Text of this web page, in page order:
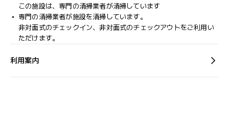
この施設は、専門の清掃業者が清掃しています
専門の清掃業者が施設を清掃しています。
非対面式のチェックイン、非対面式のチェックアウトをご利用い
ただけます。
利用案内